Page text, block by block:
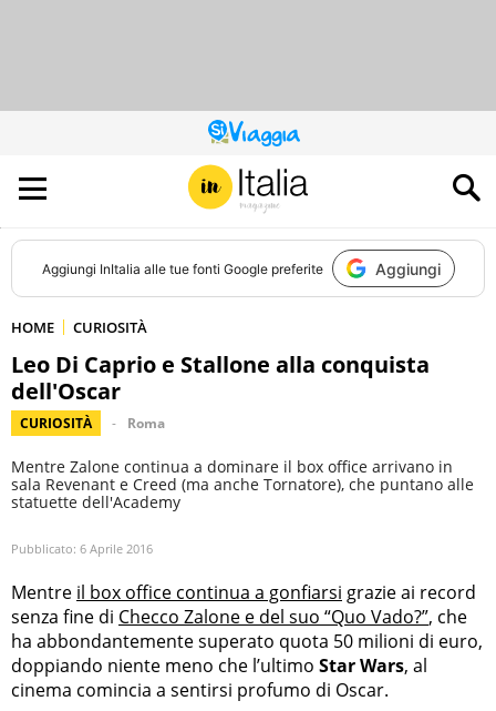
QUESTO
SITO
CONTRIBUISCE
ALL’AUDIENCE
DI
Aggiungi InItalia alle tue fonti Google preferite Aggiungi
HOME CURIOSITÀ
Leo Di Caprio e Stallone alla conquista
dell'Oscar
CURIOSITÀ Roma
Mentre Zalone continua a dominare il box office arrivano in
sala Revenant e Creed (ma anche Tornatore), che puntano alle
statuette dell'Academy
Pubblicato: 6 Aprile 2016
Mentre il box office continua a gonfiarsi grazie ai record
senza fine di Checco Zalone e del suo “Quo Vado?”, che
ha abbondantemente superato quota 50 milioni di euro,
doppiando niente meno che l’ultimo Star Wars, al
cinema comincia a sentirsi profumo di Oscar.